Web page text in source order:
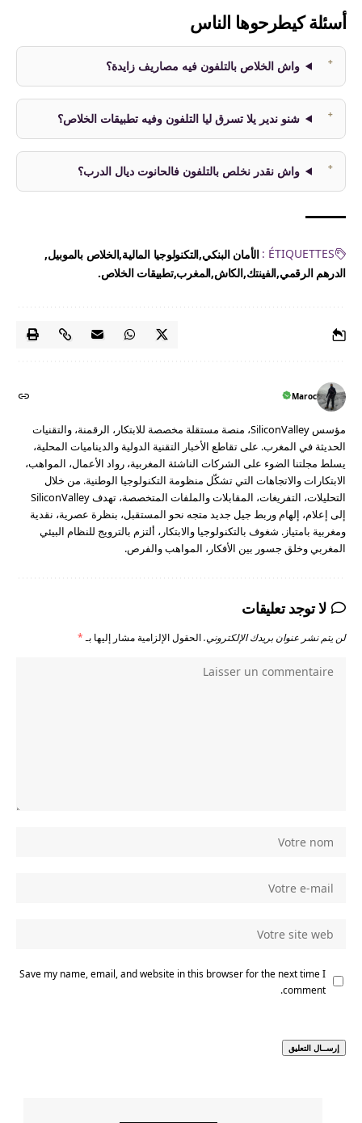
أسئلة كيطرحوها الناس
واش الخلاص بالتلفون فيه مصاريف زايدة؟
شنو ندير يلا تسرق ليا التلفون وفيه تطبيقات الخلاص؟
واش نقدر نخلص بالتلفون فالحانوت ديال الدرب؟
ÉTIQUETTES : الأمان البنكي التكنولوجيا المالية الخلاص بالموبيل
الدرهم الرقمي الفينتك الكاش المغرب تطبيقات الخلاص.
Maroc
مؤسس SiliconValley، منصة مستقلة مخصصة للابتكار، الرقمنة، والتقنيات
الحديثة في المغرب. على تقاطع الأخبار التقنية الدولية والديناميات المحلية،
يسلط مجلتنا الضوء على الشركات الناشئة المغربية، رواد الأعمال، المواهب،
الابتكارات والاتجاهات التي تشكّل منظومة التكنولوجيا الوطنية. من خلال
التحليلات، التفريغات، المقابلات والملفات المتخصصة، تهدف SiliconValley
إلى إعلام، إلهام وربط جيل جديد متجه نحو المستقبل، بنظرة عصرية، نقدية
ومغربية بامتياز. شغوف بالتكنولوجيا والابتكار، ألتزم بالترويج للنظام البيئي
المغربي وخلق جسور بين الأفكار، المواهب والفرص.
لا توجد تعليقات
لن يتم نشر عنوان بريدك الإلكتروني.الحقول الإلزامية مشار إليها بـ *
Save my name, email, and website in this browser for the next time I
comment.